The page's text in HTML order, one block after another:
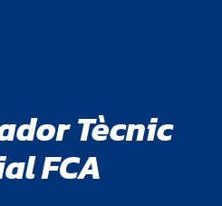
Tècnic
FCA